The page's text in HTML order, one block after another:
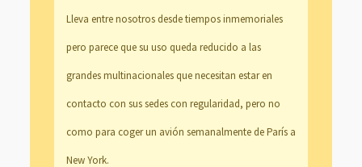
Lleva entre nosotros desde tiempos inmemoriales
pero parece que su uso queda reducido a las
grandes multinacionales que necesitan estar en
contacto con sus sedes con regularidad, pero no
como para coger un avión semanalmente de París a
New York.